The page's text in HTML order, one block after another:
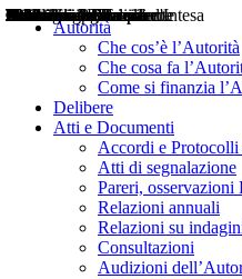
Autorità
Che cos’è l’Autorità
Che cosa fa
Come si finanzia
Delibere
Atti e Documenti
Accordi e Protocolli
Atti di segnalazione
Pareri,
Relazioni annuali
Relazioni su
Consultazioni
Audizioni
Delibere
Pareri
Consultazioni
Audizioni
Atti di Segnalazione
Accordi e Protocolli d'Intesa
Relazioni annuali
Misure di regolazione
Notizie
Comunicati Stampa
Bollettini ART
Convegni ART
Interviste del Presidente
Articoli in primo piano
Interventi del Presidente
2004
2005
2010
2013
2014
2015
2016
2017
2018
2019
202
2020
2021
2022
2023
2024
2025
2026
Aereo
Marittimo
Terrestre